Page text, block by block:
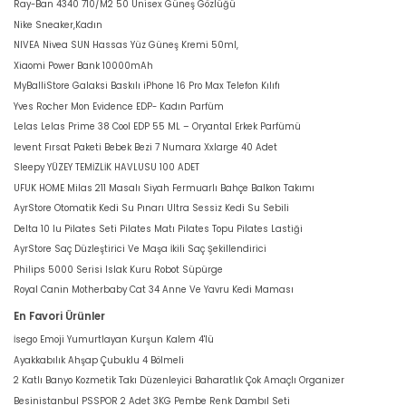
Ray-Ban 4340 710/M2 50 Unisex Güneş Gözlüğü
Nike Sneaker,Kadın
NIVEA Nivea SUN Hassas Yüz Güneş Kremi 50ml,
Xiaomi Power Bank 10000mAh
MyBalliStore Galaksi Baskılı iPhone 16 Pro Max Telefon Kılıfı
Yves Rocher Mon Evidence EDP- Kadın Parfüm
Lelas Lelas Prime 38 Cool EDP 55 ML – Oryantal Erkek Parfümü
levent Fırsat Paketi Bebek Bezi 7 Numara Xxlarge 40 Adet
Sleepy YÜZEY TEMİZLİK HAVLUSU 100 ADET
UFUK HOME Milas 211 Masalı Siyah Fermuarlı Bahçe Balkon Takımı
AyrStore Otomatik Kedi Su Pınarı Ultra Sessiz Kedi Su Sebili
Delta 10 lu Pilates Seti Pilates Matı Pilates Topu Pilates Lastiği
AyrStore Saç Düzleştirici Ve Maşa İkili Saç Şekillendirici
Philips 5000 Serisi Islak Kuru Robot Süpürge
Royal Canin Motherbaby Cat 34 Anne Ve Yavru Kedi Maması
En Favori Ürünler
İsego Emoji Yumurtlayan Kurşun Kalem 4'lü
Ayakkabılık Ahşap Çubuklu 4 Bölmeli
2 Katlı Banyo Kozmetik Takı Düzenleyici Baharatlık Çok Amaçlı Organizer
Besinistanbul PSSPOR 2 Adet 3KG Pembe Renk Dambıl Seti